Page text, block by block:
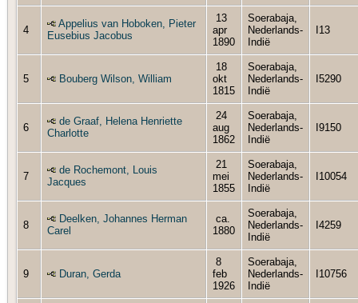
4
Appelius van Hoboken, Pieter
Eusebius Jacobus
13
apr
1890
Soerabaja,
Nederlands-
Indië
I13
5 Bouberg Wilson, William
18
okt
1815
Soerabaja,
Nederlands-
Indië
I5290
6
de Graaf, Helena Henriette
Charlotte
24
aug
1862
Soerabaja,
Nederlands-
Indië
I9150
7
de Rochemont, Louis
Jacques
21
mei
1855
Soerabaja,
Nederlands-
Indië
I10054
8
Deelken, Johannes Herman
Carel
ca.
1880
Soerabaja,
Nederlands-
Indië
I4259
9 Duran, Gerda
8
feb
1926
Soerabaja,
Nederlands-
Indië
I10756